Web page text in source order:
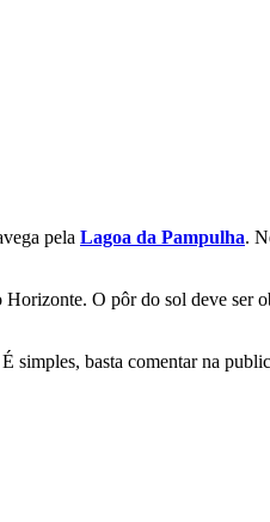
pela Lagoa da Pampulha.
O pôr do sol deve ser
basta comentar na